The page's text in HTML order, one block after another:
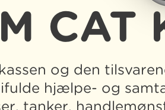
CAT
og den
hjælpe- og
tanker,